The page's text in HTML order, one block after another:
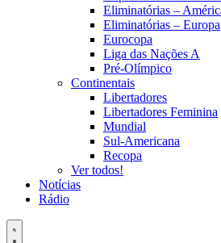
Eliminatórias –
Eliminatórias – Europa
Eurocopa
Liga das Nações A
Pré-Olímpico
Continentais
Libertadores
Libertadores Feminina
Mundial
Sul-Americana
Recopa
Ver todos!
Notícias
Rádio